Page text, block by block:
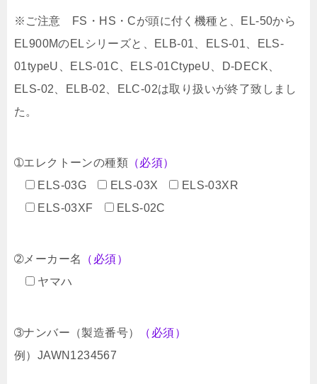
※ご注意 FS・HS・Cが頭に付く機種と、EL-50から
EL900MのELシリーズと、ELB-01、ELS-01、ELS-
01typeU、ELS-01C、ELS-01CtypeU、D-DECK、
ELS-02、ELB-02、ELC-02は取り扱いが終了致しまし
た。
➀エレクトーンの種類 （必須）
ELS-03G
ELS-03X
ELS-03XR
ELS-03XF
ELS-02C
➁メーカー名
（必須）
ヤマハ
➂ナンバー（製造番号）
（必須）
例）JAWN1234567